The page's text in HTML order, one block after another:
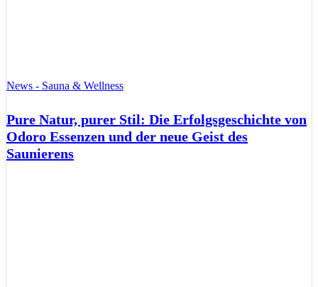
News - Sauna & Wellness
Pure Natur, purer Stil: Die Erfolgsgeschichte von
Odoro Essenzen und der neue Geist des
Saunierens